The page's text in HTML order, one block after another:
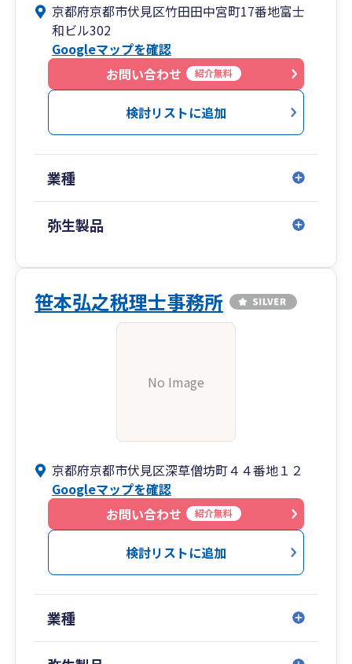
京都府京都市伏見区竹田田中宮町17番地富士
和ビル302
Googleマップを確認
お問い合わせ
紹介無料
検討リストに追加
業種
弥生製品
笹本弘之税理士事務所
No Image
京都府京都市伏見区深草僧坊町４４番地１２
Googleマップを確認
お問い合わせ
紹介無料
検討リストに追加
業種